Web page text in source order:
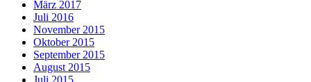
März 2017
Juli 2016
November 2015
Oktober 2015
September 2015
August 2015